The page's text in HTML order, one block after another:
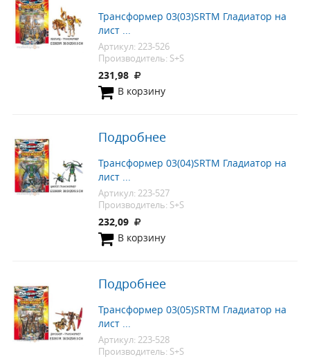
Трансформер 03(03)SRTM Гладиатор на
лист ...
Артикул: 223-526
Производитель: S+S
231,98
В корзину
Подробнее
Трансформер 03(04)SRTM Гладиатор на
лист ...
Артикул: 223-527
Производитель: S+S
232,09
В корзину
Подробнее
Трансформер 03(05)SRTM Гладиатор на
лист ...
Артикул: 223-528
Производитель: S+S